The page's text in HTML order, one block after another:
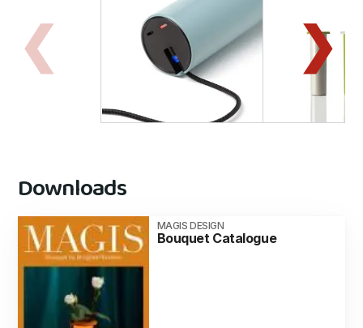
Downloads
MAGIS DESIGN
Bouquet Catalogue